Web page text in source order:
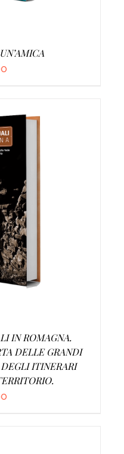
/
IN ROMAGNA.
DELLE GRANDI
ITINERARI